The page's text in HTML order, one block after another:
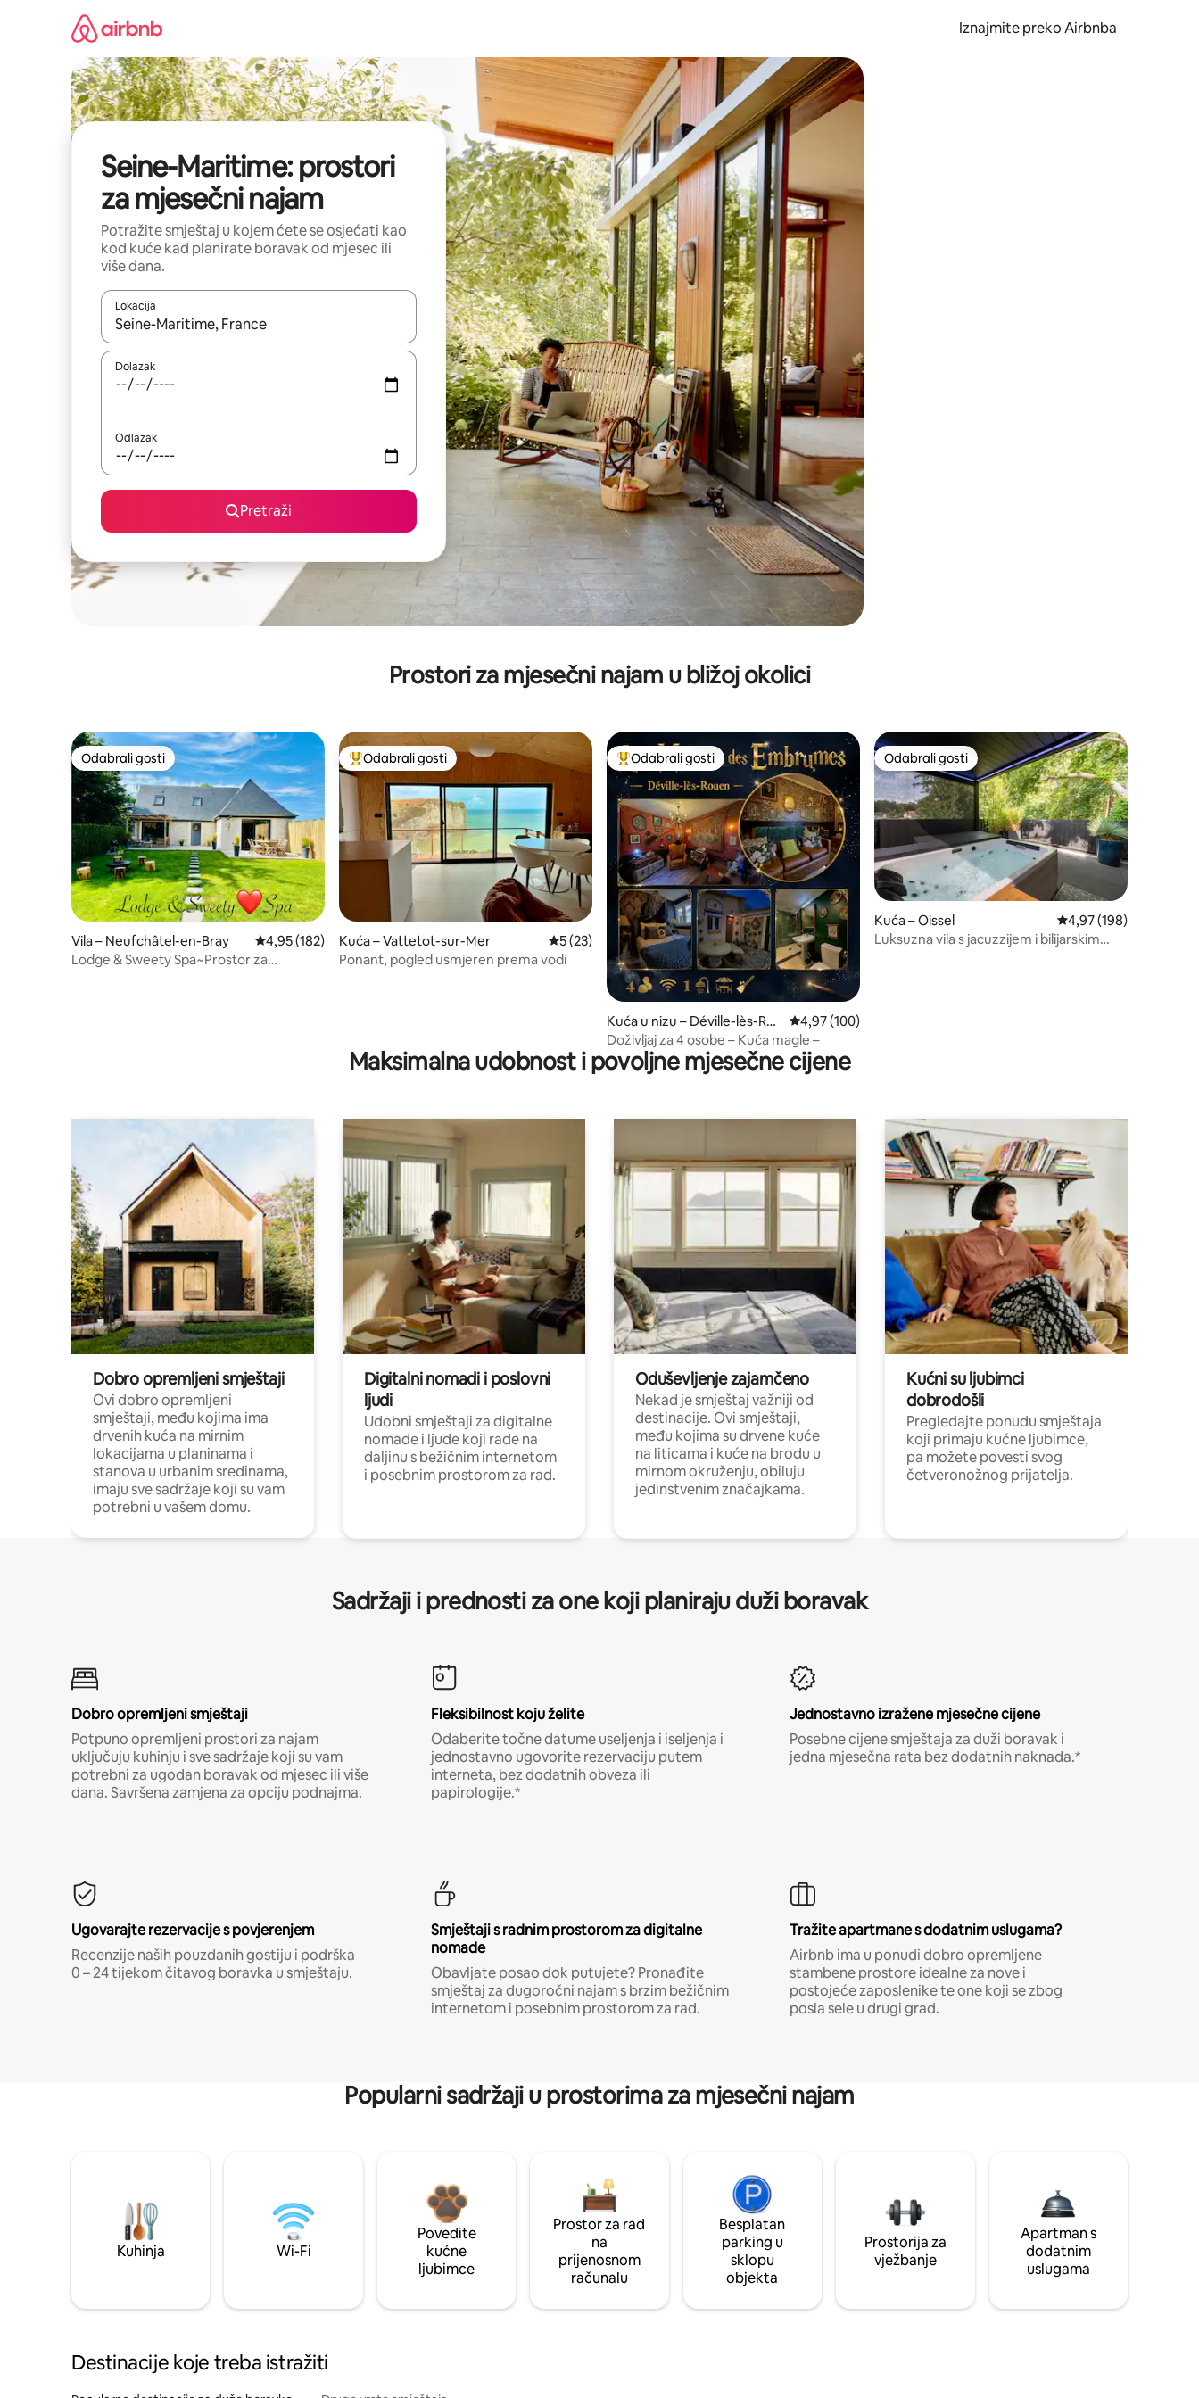
Iznajmite preko Airbnba
Seine-Maritime: prostori
za mjesečni najam
Potražite smještaj u kojem ćete se osjećati kao
kod kuće kad planirate boravak od mjesec ili
više dana.
Lokacija
Kada budu dostupni rezultati, moći ćete ih pregledati koristeći se strelicama prema gore i prema dolje, kao i dodirom ili prelaskom prstom po zaslonu.
Dolazak
Odlazak
Pretraži
Prostori za mjesečni najam u bližoj okolici
Odabrali gosti
Odabrali gosti
Vila – Neufchâtel-en-Bray Prosječna ocjena: 4,95/5, recenzija: 182
4,95 (182)
Lodge & Sweety Spa~Prostor za
Među najviše rangiranima s oznakom „Odabrali gosti”
Odabrali gosti
Kuća – Vattetot-sur-Mer Prosječna ocjena: 5/5, recenzija: 23
5 (23)
Ponant, pogled usmjeren prema vodi
Među najviše rangiranima s oznakom „Odabrali gosti”
Odabrali gosti
Kuća u nizu – Déville-lès-Rou
en
Prosječna ocjena: 4,97/5, recenzija: 100
4,97 (100)
Doživljaj za 4 osobe – Kuća magle –
Odabrali gosti
Odabrali gosti
Kuća – Oissel Prosječna ocjena:
4,97 (198)
Luksuzna vila s jacuzzijem i bilijarskim
Maksimalna udobnost i povoljne mjesečne cijene
Dobro opremljeni smještaji
Ovi dobro opremljeni
smještaji, među kojima ima
drvenih kuća na mirnim
lokacijama u planinama i
stanova u urbanim sredinama,
imaju sve sadržaje koji su vam
potrebni u vašem domu.
Digitalni nomadi i poslovni
ljudi
Udobni smještaji za digitalne
nomade i ljude koji rade na
daljinu s bežičnim internetom
i posebnim prostorom za rad.
Oduševljenje zajamčeno
Nekad je smještaj važniji od
destinacije. Ovi smještaji,
među kojima su drvene kuće
na liticama i kuće na brodu u
mirnom okruženju, obiluju
jedinstvenim značajkama.
Kućni su ljubimci
dobrodošli
Pregledajte ponudu smještaja
koji primaju kućne ljubimce,
pa možete povesti svog
četveronožnog prijatelja.
Sadržaji i prednosti za one koji planiraju duži boravak
Dobro opremljeni smještaji
Potpuno opremljeni prostori za najam
uključuju kuhinju i sve sadržaje koji su vam
potrebni za ugodan boravak od mjesec ili više
dana. Savršena zamjena za opciju podnajma.
Fleksibilnost koju želite
Odaberite točne datume useljenja i iseljenja i
jednostavno ugovorite rezervaciju putem
interneta, bez dodatnih obveza ili
papirologije.*
Jednostavno izražene mjesečne cijene
Posebne cijene smještaja za duži boravak i
jedna mjesečna rata bez dodatnih naknada.*
Ugovarajte rezervacije s povjerenjem
Recenzije naših pouzdanih gostiju i podrška
0 – 24 tijekom čitavog boravka u smještaju.
Smještaji s radnim prostorom za digitalne
nomade
Obavljate posao dok putujete? Pronađite
smještaj za dugoročni najam s brzim bežičnim
internetom i posebnim prostorom za rad.
Tražite apartmane s dodatnim uslugama?
Airbnb ima u ponudi dobro opremljene
stambene prostore idealne za nove i
postojeće zaposlenike te one koji se zbog
posla sele u drugi grad.
Popularni sadržaji u prostorima za mjesečni najam
Kuhinja Wi-Fi
Povedite
kućne
ljubimce
Prostor za rad
na
prijenosnom
računalu
Besplatan
parking u
sklopu
objekta
Prostorija za
vježbanje
Apartman s
dodatnim
uslugama
Destinacije koje treba istražiti